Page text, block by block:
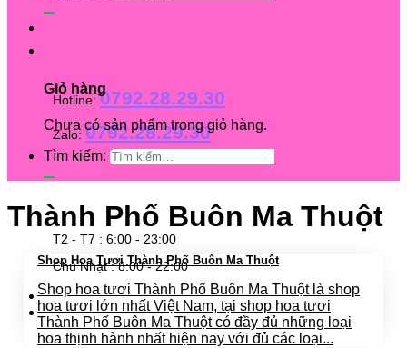
Hotline:0792.28.29.30
Zalo: 0792.28.29.30
T2 - T7 : 6:00 - 23:00
Chủ Nhật : 8:00 - 22:00
Giỏ hàng
Chưa có sản phẩm trong giỏ hàng.
Tìm kiếm:
Thành Phố Buôn Ma Thuột
Shop Hoa Tươi Thành Phố Buôn Ma Thuột
Shop hoa tươi Thành Phố Buôn Ma Thuột là shop
hoa tươi lớn nhất Việt Nam, tại shop hoa tươi
Thành Phố Buôn Ma Thuột có đầy đủ những loại
hoa thịnh hành nhất hiện nay với đủ các loại...